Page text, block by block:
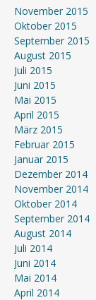
November 2015
Oktober 2015
September 2015
August 2015
Juli 2015
Juni 2015
Mai 2015
April 2015
März 2015
Februar 2015
Januar 2015
Dezember 2014
November 2014
Oktober 2014
September 2014
August 2014
Juli 2014
Juni 2014
Mai 2014
April 2014